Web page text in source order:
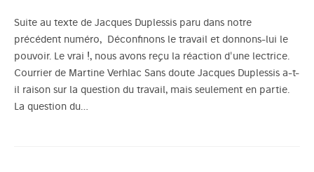
Suite au texte de Jacques Duplessis paru dans notre
précédent numéro, Déconfinons le travail et donnons-lui le
pouvoir. Le vrai !, nous avons reçu la réaction d'une lectrice.
Courrier de Martine Verhlac Sans doute Jacques Duplessis a-t-
il raison sur la question du travail, mais seulement en partie.
La question du…